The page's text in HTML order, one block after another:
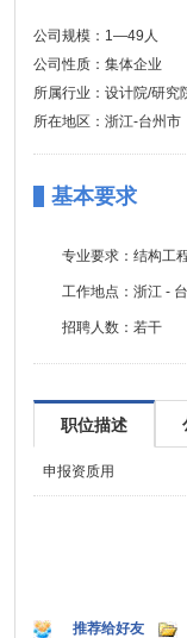
公司规模：1—49人
公司性质：集体企业
所属行业：设计院/研究
所在地区：浙江-台州市
基本要求
专业要求： 结构工
工作地点： 浙江 -
招聘人数： 若干
职位描述
申报资质用
推荐给好友